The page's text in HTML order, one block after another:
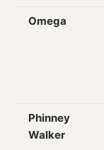
Omega
Phinney
Walker